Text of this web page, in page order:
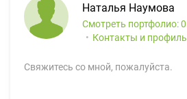
Наталья Наумова
Смотреть портфолио: 0
Контакты и профиль
Свяжитесь со мной, пожалуйста.